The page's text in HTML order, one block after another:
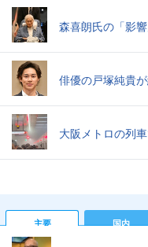
森喜朗氏の「影
俳優の戸塚純貴
大阪メトロの列
主要 国内